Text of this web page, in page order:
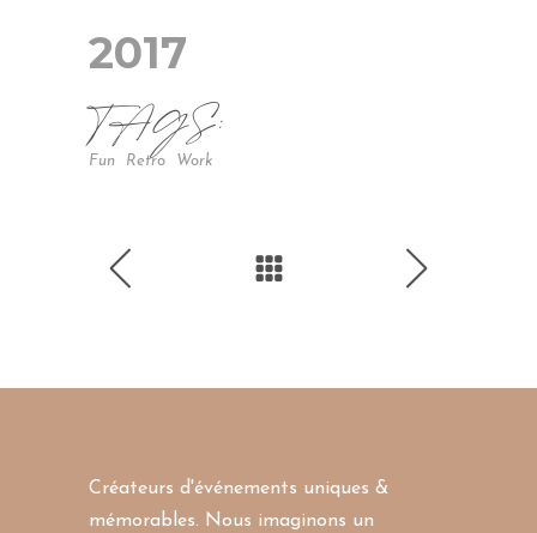
2017
TAGS:
Fun Retro Work
Créateurs d'événements uniques &
mémorables. Nous imaginons un